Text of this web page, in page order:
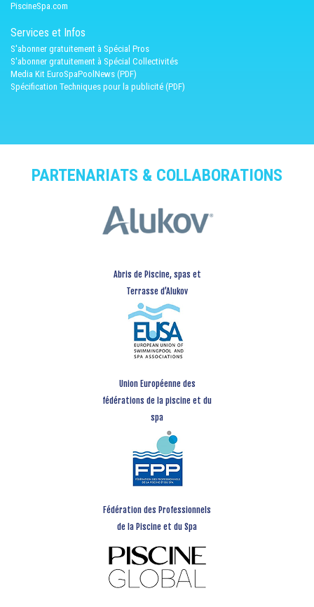
PiscineSpa.com
Services et Infos
S'abonner gratuitement à Spécial Pros
S'abonner gratuitement à Spécial Collectivités
Media Kit EuroSpaPoolNews (PDF)
Spécification Techniques pour la publicité (PDF)
PARTENARIATS & COLLABORATIONS
Abris de Piscine, spas et
Terrasse d’Alukov
Union Européenne des
fédérations de la piscine et du
spa
Fédération des Professionnels
de la Piscine et du Spa